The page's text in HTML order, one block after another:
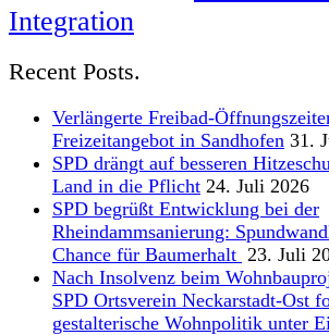
Integration
Recent Posts.
Verlängerte Freibad-
Freizeitangebot in Sandhofen 31.
SPD drängt auf besseren
Land in die Pflicht 24. Juli 2026
SPD begrüßt Entwicklung bei der
Rheindammsanierung:
Chance für Baumerhalt 23. Juli
Nach Insolvenz beim
SPD Ortsverein Neckarstadt-Ost
gestalterische Wohnpolitik unter